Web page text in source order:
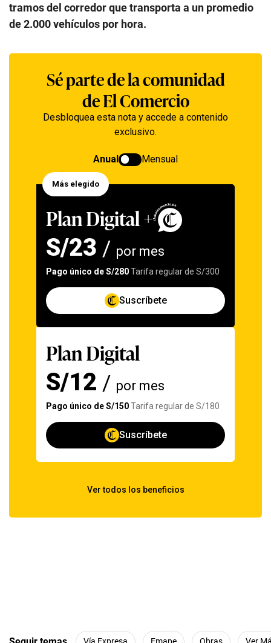
tramos del corredor que transporta a un promedio
de 2.000 vehículos por hora.